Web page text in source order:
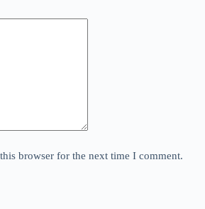
browser for the next time I comment.